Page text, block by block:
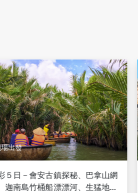
出發
５日－會安古鎮探秘、巴拿山網
迦南島竹桶船漂漂河、生猛地道